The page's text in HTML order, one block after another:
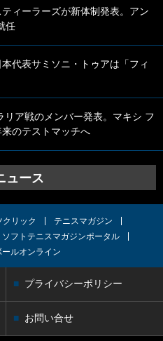
ィーラーズが新体制発表。アン
任
代表サミソニ・トゥアは「フィ
リア戦のメンバー発表。マキシ フ
のテストマッチへ
ュース
クリック
テニスマガジン
ソフトテニスマガジンポータル
ルオンライン
プライバシーポリシー
お問い合せ